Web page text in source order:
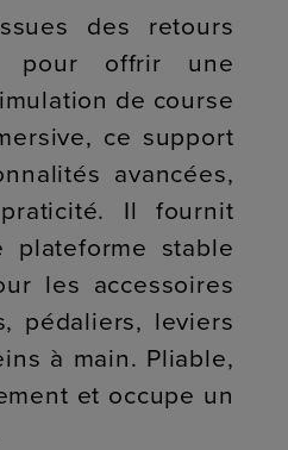
des retours
pour offrir une
de course
ce support
avancées,
Il fournit
plateforme stable
les accessoires
pédaliers, leviers
à main. Pliable,
et occupe un